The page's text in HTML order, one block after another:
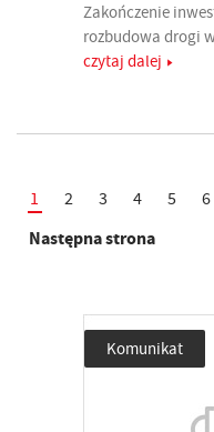
Zakończenie
rozbudowa drogi
czytaj dalej
1 2 3 4 5 6
Następna strona
Komunikat